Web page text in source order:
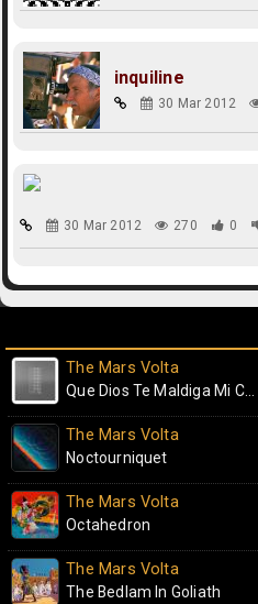
inquiline
30 Mar 2012
30 Mar 2012 270 0
The Mars Volta
Que Dios Te Maldiga Mi C...
The Mars Volta
Noctourniquet
The Mars Volta
Octahedron
The Mars Volta
The Bedlam In Goliath